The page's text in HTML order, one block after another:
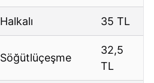
Halkalı 35 TL
Söğütlüçeşme
32,5
TL